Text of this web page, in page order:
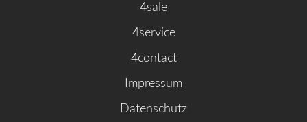
4sale
4service
4contact
Impressum
Datenschutz